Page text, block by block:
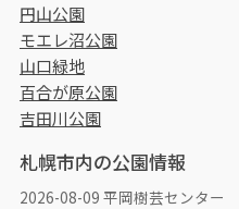
円山公園
モエレ沼公園
山口緑地
百合が原公園
吉田川公園
札幌市内の公園情報
2026-08-09 平岡樹芸センター